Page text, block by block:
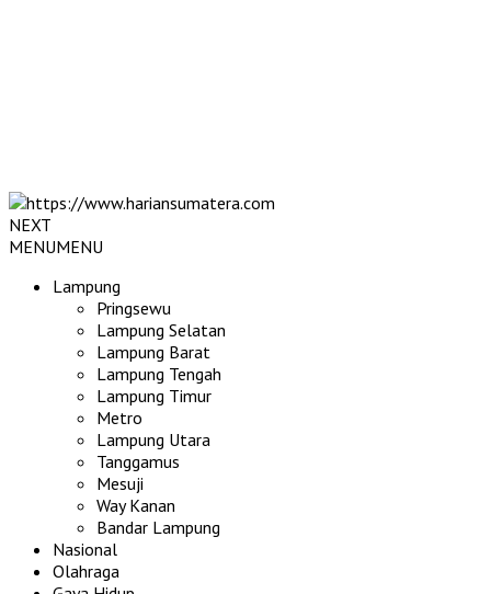
NEXT
MENUMENU
Lampung
Pringsewu
Lampung Selatan
Lampung Barat
Lampung Tengah
Lampung Timur
Metro
Lampung Utara
Tanggamus
Mesuji
Way Kanan
Bandar Lampung
Nasional
Olahraga